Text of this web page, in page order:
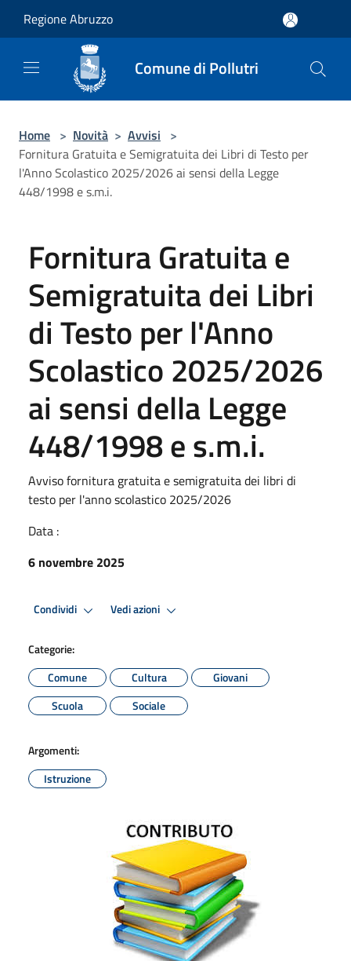
Regione Abruzzo
Comune di Pollutri
Home > Novità > Avvisi >
Fornitura Gratuita e Semigratuita dei Libri di Testo per
l'Anno Scolastico 2025/2026 ai sensi della Legge
448/1998 e s.m.i.
Fornitura Gratuita e
Semigratuita dei Libri
di Testo per l'Anno
Scolastico 2025/2026
ai sensi della Legge
448/1998 e s.m.i.
Avviso fornitura gratuita e semigratuita dei libri di
testo per l'anno scolastico 2025/2026
Data :
6 novembre 2025
Condividi Vedi azioni
Categorie:
Comune
Cultura
Giovani
Scuola
Sociale
Argomenti:
Istruzione